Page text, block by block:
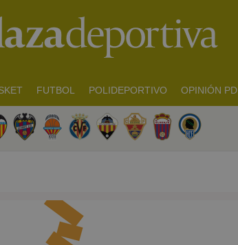
FUTBOL POLIDEPORTIVO OPINIÓN PD